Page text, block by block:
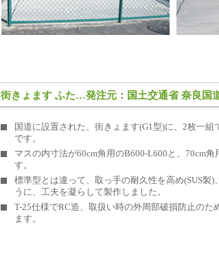
街きょます ふた…発注元：国土交通省 奈良国
国道に設置された、街きょます(G1型)に、2枚一組
です。
マスの内寸法が60cm角用のB600-L600と、70cm角
す。
標準型とは違って、取っ手の耐久性を高め(SUS製)
うに、工夫を凝らして製作しました。
T-25仕様でRC造、取扱い時の外周部破損防止のた
ます。